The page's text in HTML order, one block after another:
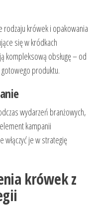
rodzaju krówek i opakowania
się w kródkach
kompleksową obsługę – od
produktu.
wydarzeń branżowych,
kampanii
włączyć je w strategię
krówek z